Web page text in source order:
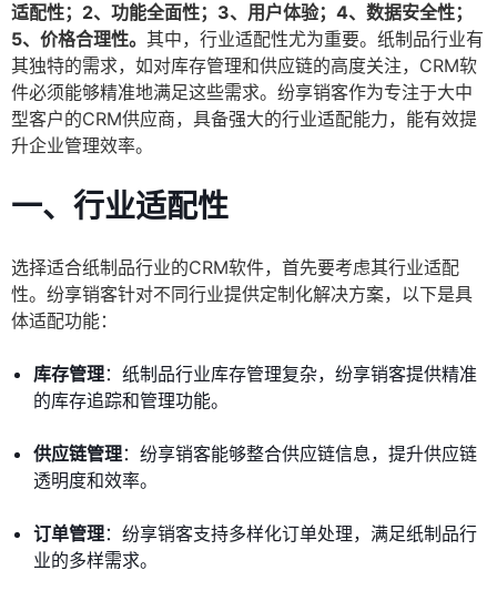
适配性；2、功能全面性；3、用户体验；4、数据安全性；
5、价格合理性。 其中，行业适配性尤为重要。纸制品行业有
其独特的需求，如对库存管理和供应链的高度关注，CRM软
件必须能够精准地满足这些需求。纷享销客作为专注于大中
型客户的CRM供应商，具备强大的行业适配能力，能有效提
升企业管理效率。
一、行业适配性
选择适合纸制品行业的CRM软件，首先要考虑其行业适配
性。纷享销客针对不同行业提供定制化解决方案，以下是具
体适配功能：
库存管理：纸制品行业库存管理复杂，纷享销客提供精准
的库存追踪和管理功能。
供应链管理：纷享销客能够整合供应链信息，提升供应链
透明度和效率。
订单管理：纷享销客支持多样化订单处理，满足纸制品行
业的多样需求。